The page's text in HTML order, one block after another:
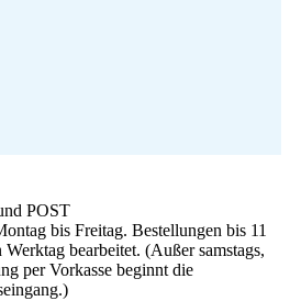
bis Freitag. Bestellungen bis 11
bearbeitet. (Außer samstags,
per Vorkasse beginnt die